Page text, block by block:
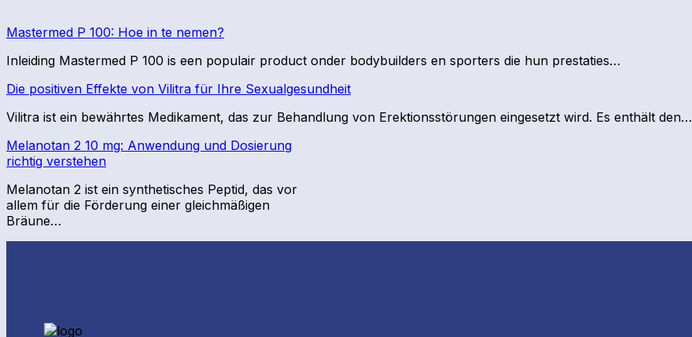
Mastermed P 100: Hoe in te nemen?
Inleiding Mastermed P 100 is een populair product onder bodybuilders en sporters die hun prestaties…
Die positiven Effekte von Vilitra für Ihre Sexualgesundheit
Vilitra ist ein bewährtes Medikament, das zur Behandlung von Erektionsstörungen eingesetzt wird. Es enthält den…
Melanotan 2 10 mg: Anwendung und Dosierung
richtig verstehen
Melanotan 2 ist ein synthetisches Peptid, das vor
allem für die Förderung einer gleichmäßigen
Bräune…